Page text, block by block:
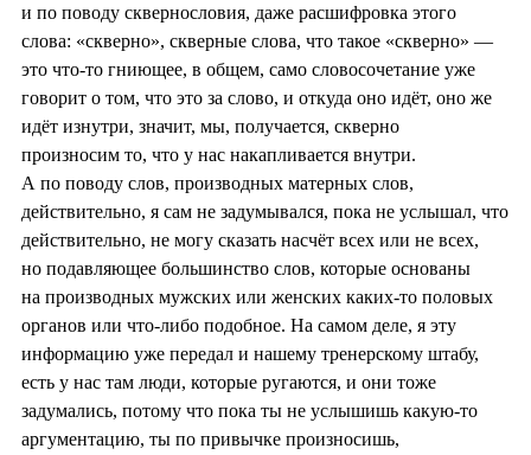
и по поводу сквернословия, даже расшифровка этого
слова: «скверно», скверные слова, что такое «скверно» —
это что-то гниющее, в общем, само словосочетание уже
говорит о том, что это за слово, и откуда оно идёт, оно же
идёт изнутри, значит, мы, получается, скверно
произносим то, что у нас накапливается внутри.
А по поводу слов, производных матерных слов,
действительно, я сам не задумывался, пока не услышал, что
действительно, не могу сказать насчёт всех или не всех,
но подавляющее большинство слов, которые основаны
на производных мужских или женских каких-то половых
органов или что-либо подобное. На самом деле, я эту
информацию уже передал и нашему тренерскому штабу,
есть у нас там люди, которые ругаются, и они тоже
задумались, потому что пока ты не услышишь какую-то
аргументацию, ты по привычке произносишь,